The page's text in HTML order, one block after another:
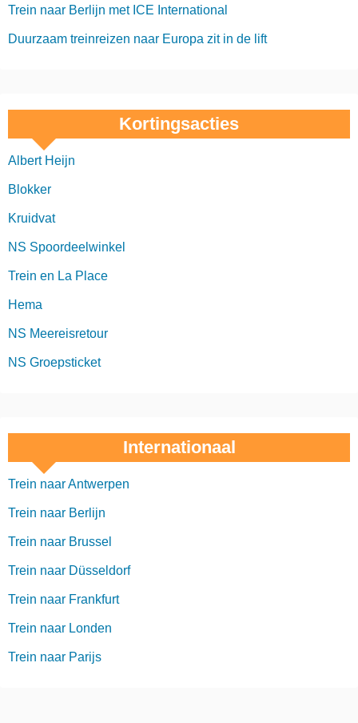
Trein naar Berlijn met ICE International
Duurzaam treinreizen naar Europa zit in de lift
Kortingsacties
Albert Heijn
Blokker
Kruidvat
NS Spoordeelwinkel
Trein en La Place
Hema
NS Meereisretour
NS Groepsticket
Internationaal
Trein naar Antwerpen
Trein naar Berlijn
Trein naar Brussel
Trein naar Düsseldorf
Trein naar Frankfurt
Trein naar Londen
Trein naar Parijs